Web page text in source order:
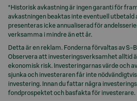
*Historisk avkastning är ingen garanti för
avkastningen beaktas inte eventuell utbetald
presenteras icke annualiserad för
verksamma i mindre än ett år.
Detta är en reklam. Fonderna förvaltas av S-
Observera att investeringsverksamhet alltid
ekonomisk risk. Investeringarnas värde och
sjunka och investeraren får inte
investering. Innan du fattar några
fondprospektet och basfakta för investerare.